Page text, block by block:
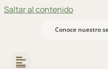
Saltar al contenido
Conoce nuestro